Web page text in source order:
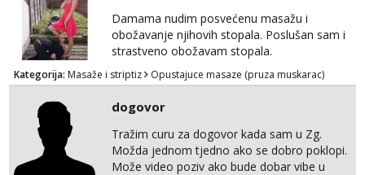
Damama nudim posvećenu masažu i
obožavanje njihovih stopala. Poslušan sam i
strastveno obožavam stopala.
Kategorija: Masaže i striptiz Opustajuce masaze (pruza muskarac)
dogovor
Tražim curu za dogovor kada sam u Zg.
Možda jednom tjedno ako se dobro poklopi.
Može video poziv ako bude dobar vibe u